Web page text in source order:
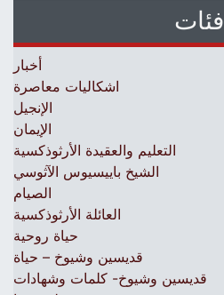
فئات
أخبار
اشكاليات معاصرة
الإنجيل
الإيمان
التعليم والعقيدة الأرثوذكسية
الشيخ باييسيوس الآثوسي
الصيام
العائلة الأرثوذكسية
حياة روحية
قديسين وشيوخ – حياة
قديسين وشيوخ- كلمات وشهادات